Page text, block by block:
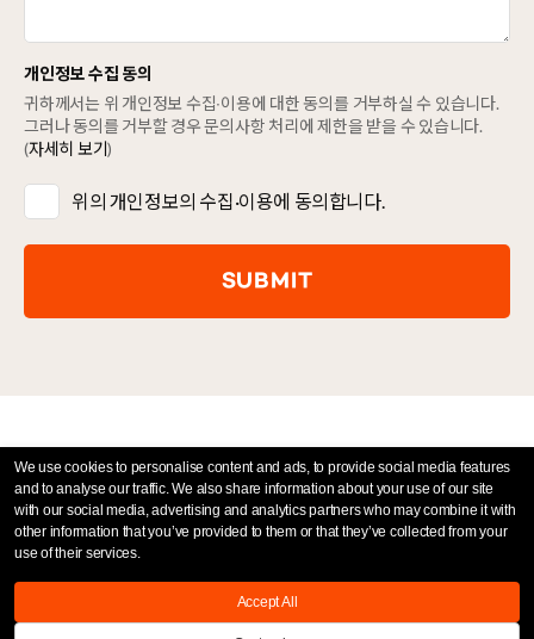
We use cookies to personalise content and ads, to provide social media features
and to analyse our traffic. We also share information about your use of our site
with our social media, advertising and analytics partners who may combine it with
other information that you’ve provided to them or that they’ve collected from your
use of their services.
Accept All
개인정보 수집 동의
귀하께서는 위 개인정보 수집∙이용에 대한 동의를 거부하실 수 있습니다.
그러나 동의를 거부할 경우 문의사항 처리에 제한을 받을 수 있습니다.
(자세히 보기)
위의 개인정보의 수집·이용에 동의합니다.
Privacy Policy